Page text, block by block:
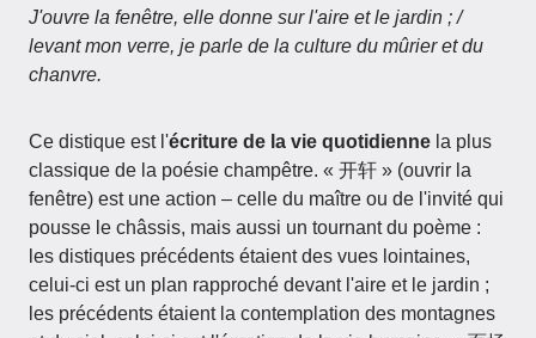
J'ouvre la fenêtre, elle donne sur l'aire et le jardin ; /
levant mon verre, je parle de la culture du mûrier et du
chanvre.
Ce distique est l'écriture de la vie quotidienne la plus
classique de la poésie champêtre. « 开轩 » (ouvrir la
fenêtre) est une action – celle du maître ou de l'invité qui
pousse le châssis, mais aussi un tournant du poème :
les distiques précédents étaient des vues lointaines,
celui-ci est un plan rapproché devant l'aire et le jardin ;
les précédents étaient la contemplation des montagnes